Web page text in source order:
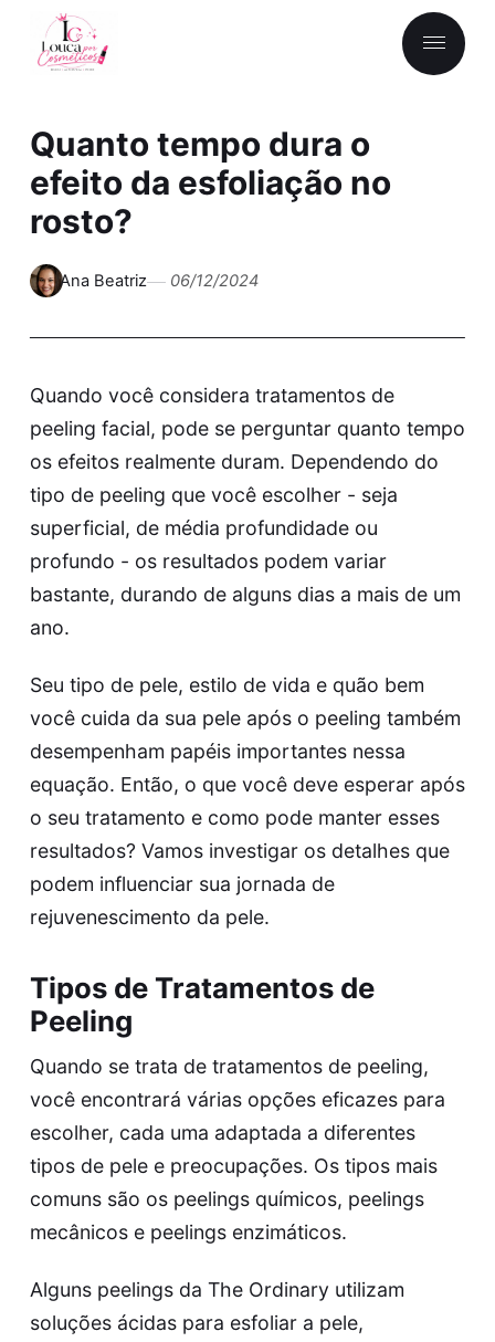
Quanto tempo dura o
efeito da esfoliação no
rosto?
Ana Beatriz 06/12/2024
Quando você considera tratamentos de
peeling facial, pode se perguntar quanto tempo
os efeitos realmente duram. Dependendo do
tipo de peeling que você escolher - seja
superficial, de média profundidade ou
profundo - os resultados podem variar
bastante, durando de alguns dias a mais de um
ano.
Seu tipo de pele, estilo de vida e quão bem
você cuida da sua pele após o peeling também
desempenham papéis importantes nessa
equação. Então, o que você deve esperar após
o seu tratamento e como pode manter esses
resultados? Vamos investigar os detalhes que
podem influenciar sua jornada de
rejuvenescimento da pele.
Tipos de Tratamentos de
Peeling
Quando se trata de tratamentos de peeling,
você encontrará várias opções eficazes para
escolher, cada uma adaptada a diferentes
tipos de pele e preocupações. Os tipos mais
comuns são os peelings químicos, peelings
mecânicos e peelings enzimáticos.
Alguns peelings da The Ordinary utilizam
soluções ácidas para esfoliar a pele,